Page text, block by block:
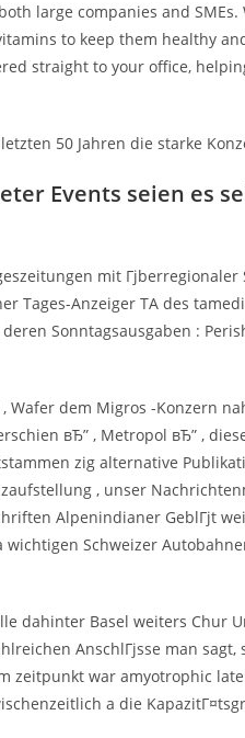
large companies and
to keep them healthy
straight to your office,
50 Jahren die starke
Events seien es
mit
Tages-Anzeiger TA des
Sonntagsausgaben :
dem Migros -Konzern
вЂ” , Metropol вЂ” ,
zig alternative
, unser
Alpenindianer GeblГјt
wichtigen Schweizer
dahinter Basel weiters Chur
AnschlГјsse man
zeitpunkt war amyotrophic
a die